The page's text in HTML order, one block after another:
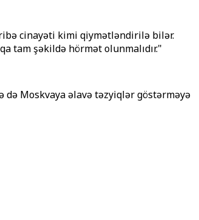
cinayəti kimi qiymətləndirilə bilər.
tam şəkildə hörmət olunmalıdır."
Moskvaya əlavə təzyiqlər göstərməyə